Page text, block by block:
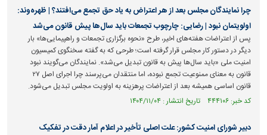
چرا نمایندگان مجلس بعد از هر اعتراض به یاد حق تجمع می‌افتند؟ | ظهره‌وند:
اولویتمان نبود | رضایی: چارچوب تجمعات باید سال‌ها پیش قانون می‌شد
پس از اعتراضات هفته‌های اخیر، طرح «نحوه برگزاری تجمعات و راهپیمایی‌ها» بار
دیگر در دستور کار مجلس قرار گرفته است؛ طرحی که به گفته سخنگوی کمیسیون
امنیت ملی «باید سال‌ها پیش به قانون تبدیل می‌شد». نمایندگان می‌گویند نبود
قانون به معنای ممنوعیت تجمع نبوده، اما منتقدان می‌پرسند چرا اجرای اصل ۲۷
قانون اساسی همیشه بعد از اعتراضات پرهزینه به اولویت مجلس تبدیل می‌شود.
کد خبر: ۴۴۴۱۰۶ تاریخ انتشار : ۱۴۰۴/۱۱/۰۴
دبیر شورای امنیت کشور: علت اصلی تأخیر در اعلام آمار دقت در تفکیک